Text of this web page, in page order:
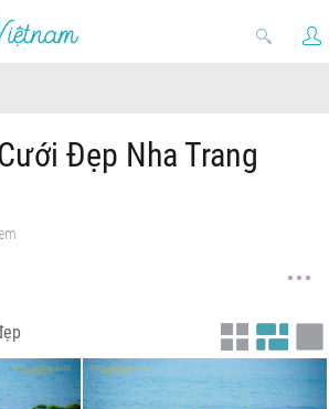
Đẹp Nha Trang